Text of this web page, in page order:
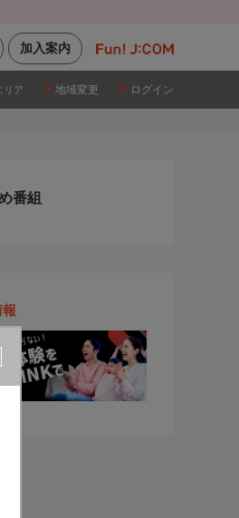
加入案内
リア 地域変更 ログイン
番組